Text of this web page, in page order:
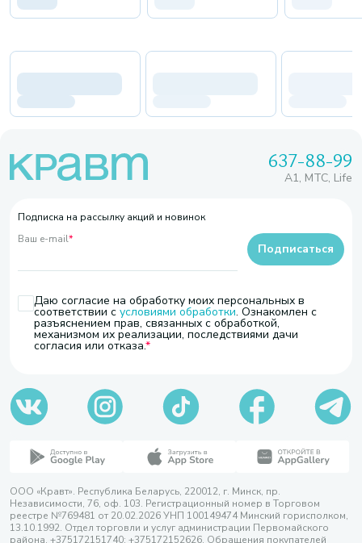
637-88-99
A1, МТС, Life
Подписка на рассылку акций и новинок
Ваш e-mail*
Даю согласие на обработку моих персональных в
соответствии с условиями обработки. Ознакомлен с
разъяснением прав, связанных с обработкой,
механизмом их реализации, последствиями дачи
согласия или отказа.
Подписаться
ООО «Кравт». Республика Беларусь, 220012, г. Минск, пр.
Независимости, 76, оф. 103. Регистрационный номер в Торговом
реестре №769481 от 20.02.2026 УНП 100149474 Минский горисполком,
13.10.1992. Отдел торговли и услуг администрации Первомайского
района, +375172151740; +375172152626. Обращения покупателей